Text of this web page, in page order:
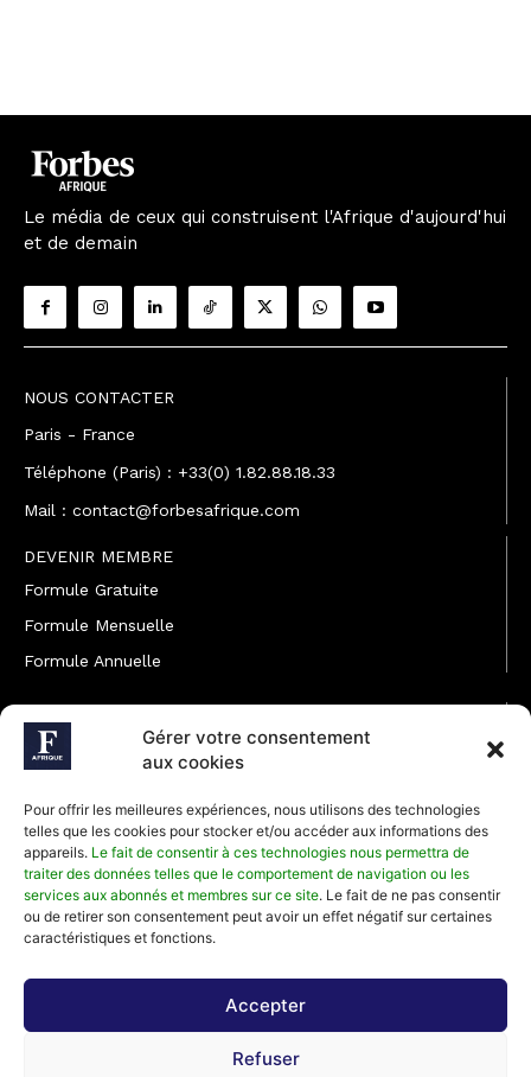
Gérer votre consentement
aux cookies
Pour offrir les meilleures expériences, nous utilisons des technologies
telles que les cookies pour stocker et/ou accéder aux informations des
appareils. Le fait de consentir à ces technologies nous permettra de
traiter des données telles que le comportement de navigation ou les
services aux abonnés et membres sur ce site. Le fait de ne pas consentir
ou de retirer son consentement peut avoir un effet négatif sur certaines
caractéristiques et fonctions.
Accepter
Refuser
Le média de ceux qui construisent l'Afrique d'aujourd'hui
et de demain
NOUS CONTACTER
Paris - France
Téléphone (Paris) : +33(0) 1.82.88.18.33
Mail : contact@forbesafrique.com
DEVENIR MEMBRE
Formule Gratuite
Formule Mensuelle
Formule Annuelle
JOINDRE L'ÉQUIPE
Rédaction
Développement commercial
Communiquer avec Forbes Afrique
Média Kit 2026
Abonnez-vous à la newsletter de Forbes Afrique et recevez
régulièrement nos meilleurs articles